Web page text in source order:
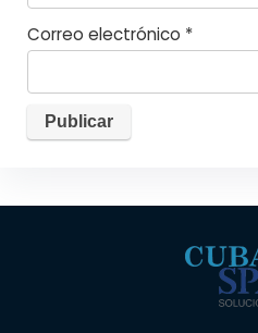
Correo electrónico *